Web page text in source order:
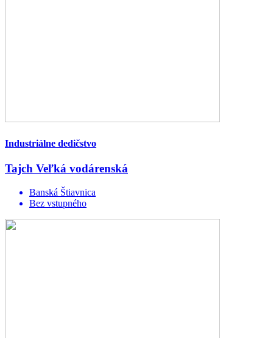
Industriálne dedičstvo
Tajch Veľká vodárenská
Banská Štiavnica
Bez vstupného